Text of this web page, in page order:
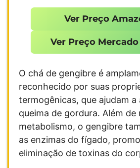
Ver Preço
Ver Preço
O chá de gengibre é
reconhecido por suas
termogênicas, que ajudam a
queima de gordura. Além de
metabolismo, o gengibre
as enzimas do fígado,
eliminação de toxinas do